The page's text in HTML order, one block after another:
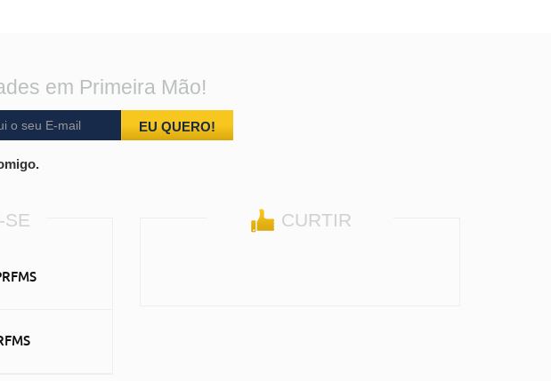
em Primeira Mão!
EU QUERO!
SE CURTIR